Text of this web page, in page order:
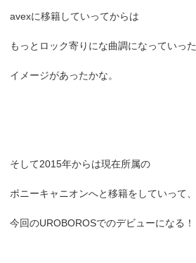
avexに移籍していってからは
もっとロック寄りにな曲調になっていった
イメージがあったかな。
そして2015年からは現在所属の
ポニーキャニオンへと移籍をしていって、
今回のUROBOROSでのデビューになる！